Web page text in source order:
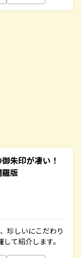
朱印が凄い！
版
珍しいにこだわり
て紹介します。